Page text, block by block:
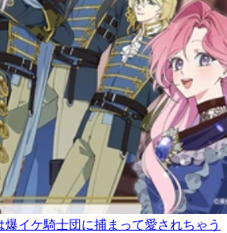
イケ騎士団に捕まって愛されちゃう